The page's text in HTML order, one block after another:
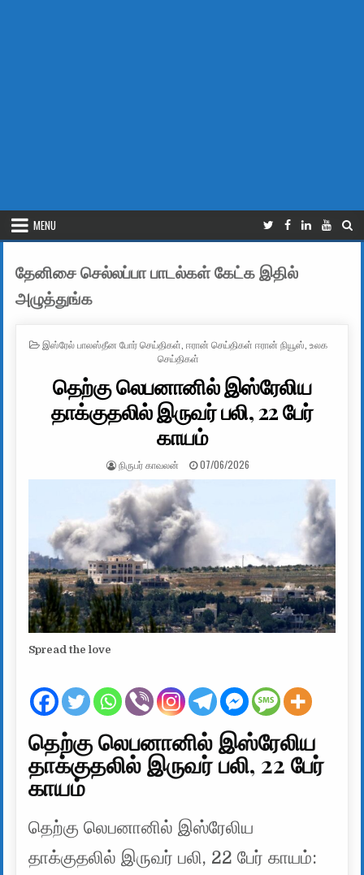
MENU
தேனிசை செல்லப்பா பாடல்கள் கேட்க இதில்
அழுத்துங்க
POSTED IN
இஸ்ரேல் பாலஸ்தீன போர் செய்திகள் ஈரான் செய்திகள் ஈரான் நியூஸ் உலக
செய்திகள்
தெற்கு லெபனானில் இஸ்ரேலிய
தாக்குதலில் இருவர் பலி, 22 பேர்
காயம்
AUTHOR:
நிருபர் காவலன் PUBLISHED DATE:
07/06/2026
Spread the love
தெற்கு லெபனானில் இஸ்ரேலிய
தாக்குதலில் இருவர் பலி, 22 பேர்
காயம்
தெற்கு லெபனானில் இஸ்ரேலிய
தாக்குதலில் இருவர் பலி, 22 பேர் காயம்: